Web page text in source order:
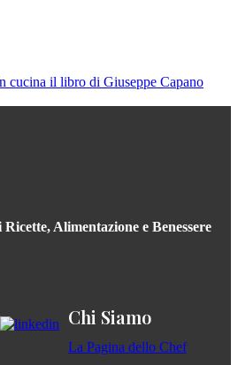
Alimentazione e Benessere
Chi Siamo
La Pagina dello Chef